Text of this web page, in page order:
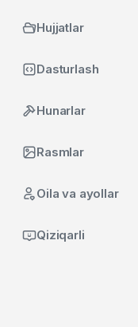
Hujjatlar
Dasturlash
Hunarlar
Rasmlar
Oila va ayollar
Qiziqarli